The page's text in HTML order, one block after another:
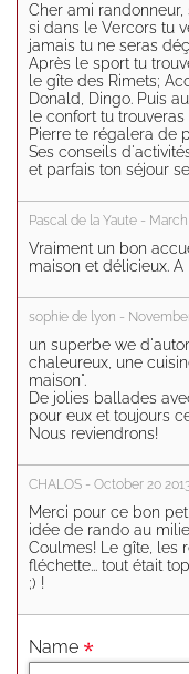
Cher ami randonneur,
si dans le Vercors tu
jamais tu ne seras
Après le sport tu
le gîte des Rimets;
Donald, Dingo. Puis
le confort tu
Pierre te régalera de
Ses conseils
et parfais ton séjour
Pascal de la Yaute - March
Vraiment un bon
maison et délicieux.
sophie de lyon -
un superbe we
chaleureux, une
maison".
De jolies ballades
pour eux et toujours
Nous reviendrons!
CHALOS - October 20
Merci pour ce bon
idée de rando au
Coulmes! Le gîte, les
fléchette... tout était
;) !
Name